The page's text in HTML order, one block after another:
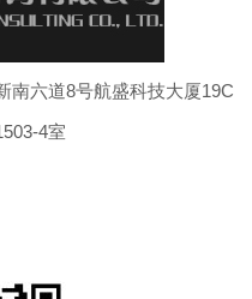
南六道8号航盛科技大厦19C
4室